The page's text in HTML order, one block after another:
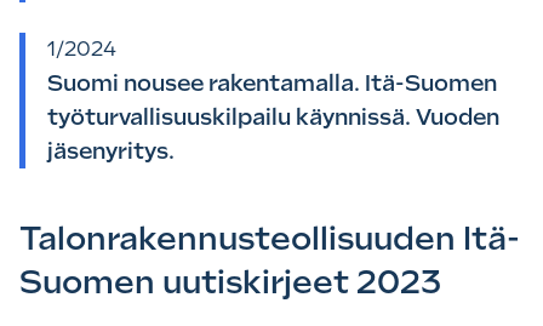
1/2024
Suomi nousee rakentamalla. Itä-Suomen
työturvallisuuskilpailu käynnissä. Vuoden
jäsenyritys.
Talonrakennusteollisuuden Itä-
Suomen uutiskirjeet 2023